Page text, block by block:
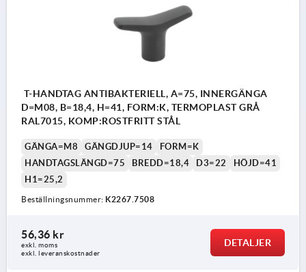
T-HANDTAG ANTIBAKTERIELL, A=75, INNERGÄNGA
D=M08, B=18,4, H=41, FORM:K, TERMOPLAST GRÅ
RAL7015, KOMP:ROSTFRITT STÅL
GÄNGA=M8 GÄNGDJUP=14
FORM=K
HANDTAGSLÄNGD=75
BREDD=18,4 D3=22
HÖJD=41
H1=25,2
Beställningsnummer: K2267.7508
56,36 kr
exkl. moms
exkl. leveranskostnader
DETALJER